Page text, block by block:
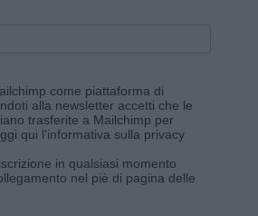
come piattaforma di
alla newsletter accetti che le
trasferite a Mailchimp per
qui l'informativa sulla privacy
in qualsiasi momento
nel piè di pagina delle